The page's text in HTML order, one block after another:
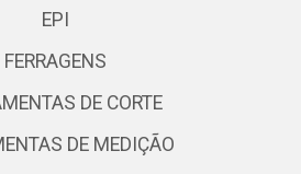
EPI
FERRAGENS
DE CORTE
DE MEDIÇÃO